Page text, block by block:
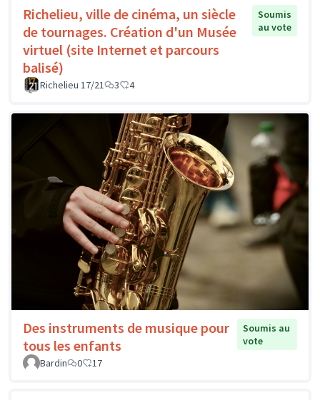
Richelieu, ville de cinéma, un siècle
de tournages. Création d'un Musée
virtuel (site Internet et parcours
balisé)
Soumis
au vote
Richelieu 17/21 3 4
Des instruments de musique pour
tous les enfants
Soumis au
vote
Bardin
0 17